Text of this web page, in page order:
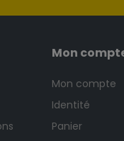
Mon
Mon compte
Identité
Panier